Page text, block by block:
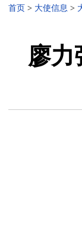
首页 > 大使信息 >
廖力